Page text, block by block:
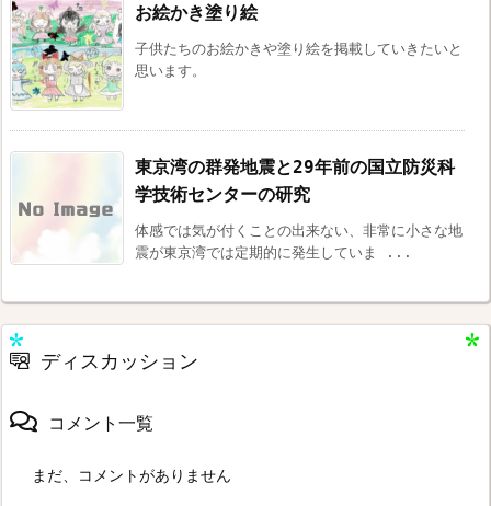
お絵かき塗り絵
子供たちのお絵かきや塗り絵を掲載していきたいと
思います。
東京湾の群発地震と29年前の国立防災科
学技術センターの研究
体感では気が付くことの出来ない、非常に小さな地
震が東京湾では定期的に発生していま ...
ディスカッション
コメント一覧
まだ、コメントがありません